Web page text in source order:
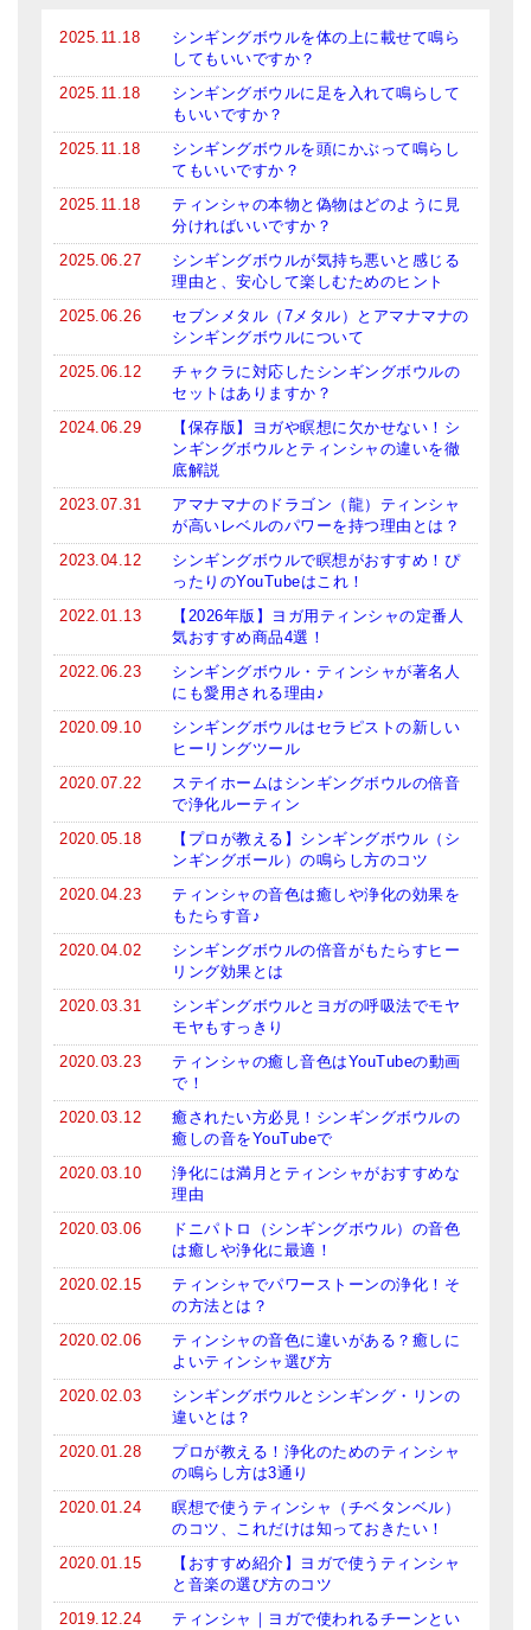
2025.11.18
シンギングボウルを体の上に載せて鳴ら
してもいいですか？
2025.11.18
シンギングボウルに足を入れて鳴らして
もいいですか？
2025.11.18
シンギングボウルを頭にかぶって鳴らし
てもいいですか？
2025.11.18
ティンシャの本物と偽物はどのように見
分ければいいですか？
2025.06.27
シンギングボウルが気持ち悪いと感じる
理由と、安心して楽しむためのヒント
2025.06.26
セブンメタル（7メタル）とアマナマナの
シンギングボウルについて
2025.06.12
チャクラに対応したシンギングボウルの
セットはありますか？
2024.06.29
【保存版】ヨガや瞑想に欠かせない！シ
ンギングボウルとティンシャの違いを徹
底解説
2023.07.31
アマナマナのドラゴン（龍）ティンシャ
が高いレベルのパワーを持つ理由とは？
2023.04.12
シンギングボウルで瞑想がおすすめ！ぴ
ったりのYouTubeはこれ！
2022.01.13
【2026年版】ヨガ用ティンシャの定番人
気おすすめ商品4選！
2022.06.23
シンギングボウル・ティンシャが著名人
にも愛用される理由♪
2020.09.10
シンギングボウルはセラピストの新しい
ヒーリングツール
2020.07.22
ステイホームはシンギングボウルの倍音
で浄化ルーティン
2020.05.18
【プロが教える】シンギングボウル（シ
ンギングボール）の鳴らし方のコツ
2020.04.23
ティンシャの音色は癒しや浄化の効果を
もたらす音♪
2020.04.02
シンギングボウルの倍音がもたらすヒー
リング効果とは
2020.03.31
シンギングボウルとヨガの呼吸法でモヤ
モヤもすっきり
2020.03.23
ティンシャの癒し音色はYouTubeの動画
で！
2020.03.12
癒されたい方必見！シンギングボウルの
癒しの音をYouTubeで
2020.03.10
浄化には満月とティンシャがおすすめな
理由
2020.03.06
ドニパトロ（シンギングボウル）の音色
は癒しや浄化に最適！
2020.02.15
ティンシャでパワーストーンの浄化！そ
の方法とは？
2020.02.06
ティンシャの音色に違いがある？癒しに
よいティンシャ選び方
2020.02.03
シンギングボウルとシンギング・リンの
違いとは？
2020.01.28
プロが教える！浄化のためのティンシャ
の鳴らし方は3通り
2020.01.24
瞑想で使うティンシャ（チベタンベル）
のコツ、これだけは知っておきたい！
2020.01.15
【おすすめ紹介】ヨガで使うティンシャ
と音楽の選び方のコツ
2019.12.24
ティンシャ｜ヨガで使われるチーンとい